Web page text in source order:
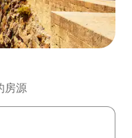
房源
，或通过点击或滑动手势